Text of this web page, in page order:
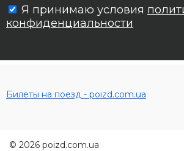
Я принимаю условия
конфиденциальности
Билеты на поезд - poizd.com.ua
© 2026 poizd.com.ua